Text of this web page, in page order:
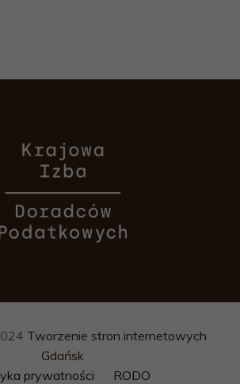
Tworzenie stron internetowych
Gdańsk
prywatności
RODO